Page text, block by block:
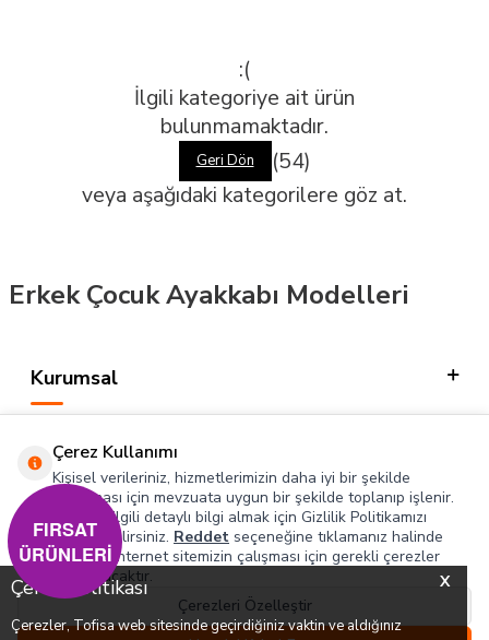
X
Çerez Politikası
Çerezler, Tofisa web sitesinde geçirdiğiniz vaktin ve aldığınız
0
:(
İlgili kategoriye ait ürün
bulunmamaktadır.
Geri Dön
(54)
veya aşağıdaki kategorilere göz at.
Erkek Çocuk Ayakkabı Modelleri
Kurumsal
Hızlı Erişim
Sosyal
Adres & İletişim
Çerez Kullanımı
Kişisel verileriniz, hizmetlerimizin daha iyi bir şekilde
sunulması için mevzuata uygun bir şekilde toplanıp işlenir.
Konuyla ilgili detaylı bilgi almak için Gizlilik Politikamızı
inceleyebilirsiniz. Reddet seçeneğine tıklamanız halinde
yalnızca internet sitemizin çalışması için gerekli çerezler
kullanılacaktır.
Çerezleri Özelleştir
FIRSAT
ÜRÜNLERİ